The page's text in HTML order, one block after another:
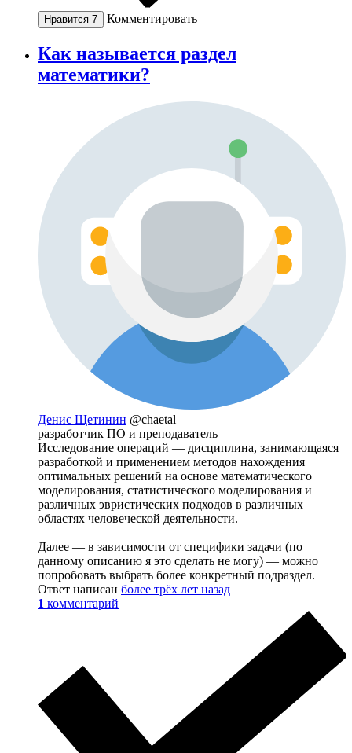
Нравится 7 Комментировать
Как называется раздел
математики?
Денис Щетинин @chaetal
разработчик ПО и преподаватель
Исследование операций — дисциплина, занимающаяся
разработкой и применением методов нахождения
оптимальных решений на основе математического
моделирования, статистического моделирования и
различных эвристических подходов в различных
областях человеческой деятельности.
Далее — в зависимости от специфики задачи (по
данному описанию я это сделать не могу) — можно
попробовать выбрать более конкретный подраздел.
Ответ написан более трёх лет назад
1 комментарий